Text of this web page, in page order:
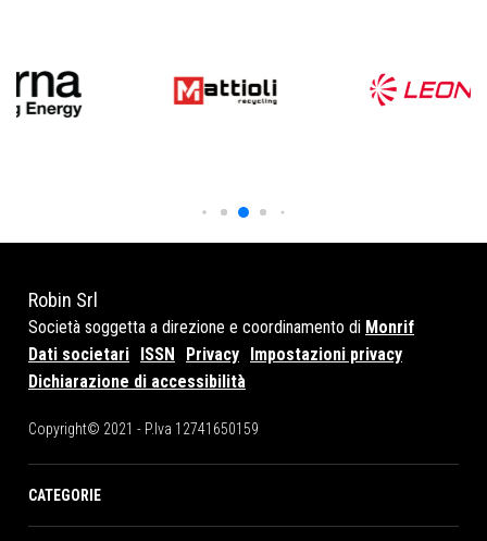
Robin Srl
Società soggetta a direzione e coordinamento di Monrif
Dati societari ISSN Privacy Impostazioni privacy
Dichiarazione di accessibilità
Copyright© 2021 - P.Iva 12741650159
CATEGORIE